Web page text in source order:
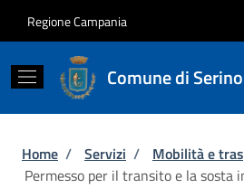
Regione Campania
Comune di Serino
Briciole di pane
Home / Servizi / Mobilità e
Permesso per il transito e la sosta